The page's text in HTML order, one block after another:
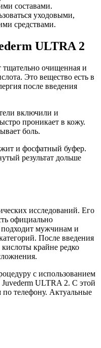
составами.
уходовыми,
средствами.
ULTRA 2
тщательно очищенная и
Это вещество есть в
после введения
включили и
проникает в кожу.
боль.
и фосфатный буфер.
результат дольше
исследований. Его
официально
мужчинам и
После введения
крайне редко
с использованием
Juvederm ULTRA 2. С этой
по телефону. Актуальные